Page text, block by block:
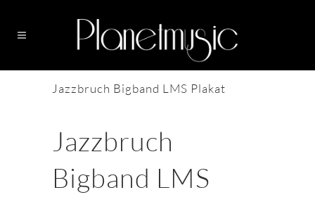
Jazzbruch Bigband LMS Plakat
Jazzbruch
Bigband LMS